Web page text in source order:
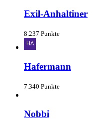
Exil-Anhaltiner
8.237 Punkte
Hafermann
7.340 Punkte
Nobbi